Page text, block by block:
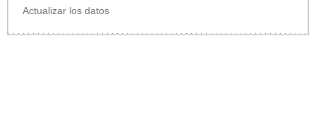
Actualizar los datos